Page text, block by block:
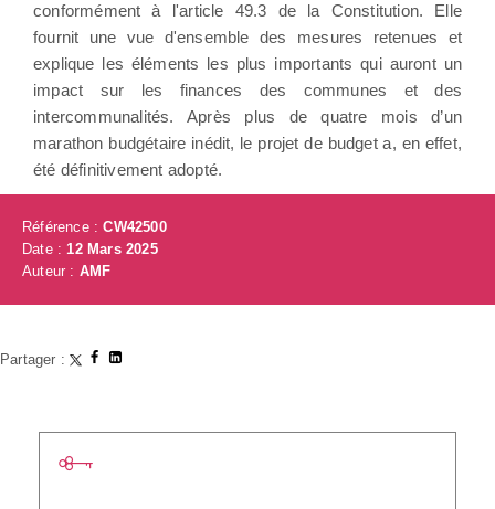
conformément à l'article 49.3 de la Constitution. Elle
fournit une vue d'ensemble des mesures retenues et
explique les éléments les plus importants qui auront un
impact sur les finances des communes et des
intercommunalités. Après plus de quatre mois d’un
marathon budgétaire inédit, le projet de budget a, en effet,
été définitivement adopté.
Référence :CW42500
Date :12 Mars 2025
Auteur : AMF
Partager :